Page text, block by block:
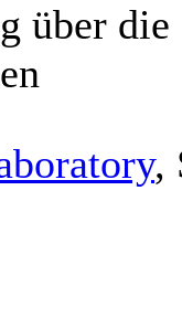
über
,